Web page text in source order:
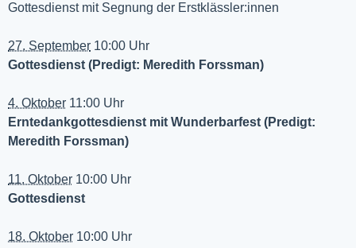
Gottesdienst mit Segnung der Erstklässler:innen
27. September 10:00 Uhr
Gottesdienst (Predigt: Meredith Forssman)
4. Oktober 11:00 Uhr
Erntedankgottesdienst mit Wunderbarfest (Predigt:
Meredith Forssman)
11. Oktober 10:00 Uhr
Gottesdienst
18. Oktober 10:00 Uhr